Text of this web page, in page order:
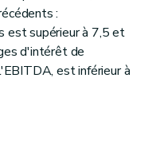
:
est supérieur à 7,5 et
d'intérêt de
est inférieur à